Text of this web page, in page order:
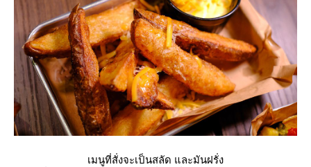
เมนูที่สั่งจะเป็นสลัด และมันฝรั่ง